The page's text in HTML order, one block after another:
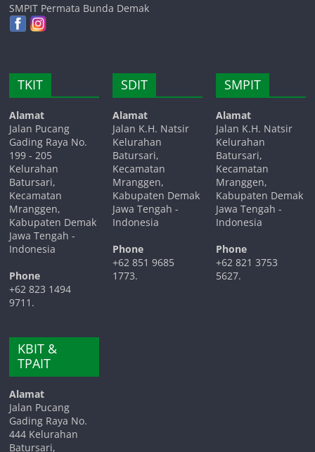
SMPIT Permata Bunda Demak
TKIT
Alamat
Jalan Pucang
Gading Raya No.
199 - 205
Kelurahan
Batursari,
Kecamatan
Mranggen,
Kabupaten Demak
Jawa Tengah -
Indonesia
Phone
+62 823 1494
9711.
KBIT &
TPAIT
Alamat
Jalan Pucang
Gading Raya No.
444 Kelurahan
Batursari,
SDIT
Alamat
Jalan K.H. Natsir
Kelurahan
Batursari,
Kecamatan
Mranggen,
Kabupaten Demak
Jawa Tengah -
Indonesia
Phone
+62 851 9685
1773.
SMPIT
Alamat
Jalan K.H. Natsir
Kelurahan
Batursari,
Kecamatan
Mranggen,
Kabupaten Demak
Jawa Tengah -
Indonesia
Phone
+62 821 3753
5627.